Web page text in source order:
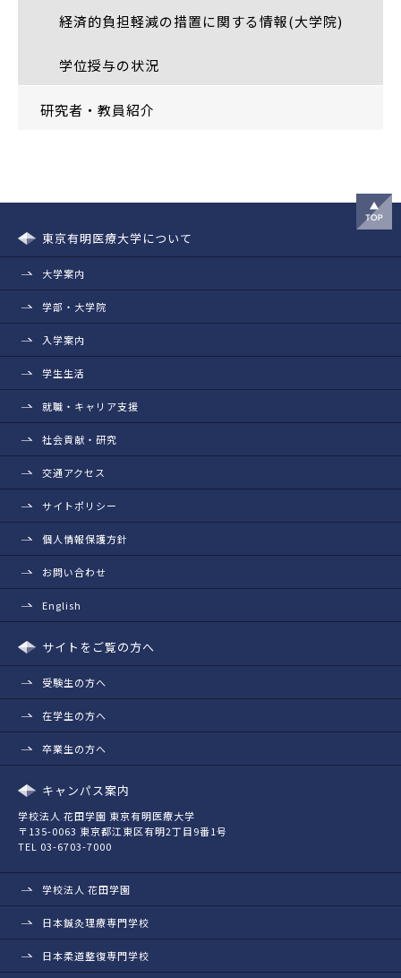
経済的負担軽減の措置に関する情報(大学院)
学位授与の状況
研究者・教員紹介
東京有明医療大学について
大学案内
学部・大学院
入学案内
学生生活
就職・キャリア支援
社会貢献・研究
交通アクセス
サイトポリシー
個人情報保護方針
お問い合わせ
English
サイトをご覧の方へ
受験生の方へ
在学生の方へ
卒業生の方へ
キャンパス案内
学校法人 花田学園 東京有明医療大学
〒135-0063 東京都江東区有明2丁目9番1号
TEL 03-6703-7000
学校法人 花田学園
日本鍼灸理療専門学校
日本柔道整復専門学校